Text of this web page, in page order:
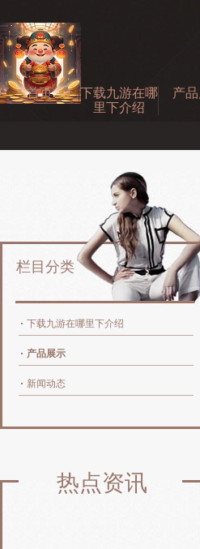
首页
下载九游在哪
里下介绍
产
栏目分类
下载九游在哪里下介绍
产品展示
新闻动态
热点资讯